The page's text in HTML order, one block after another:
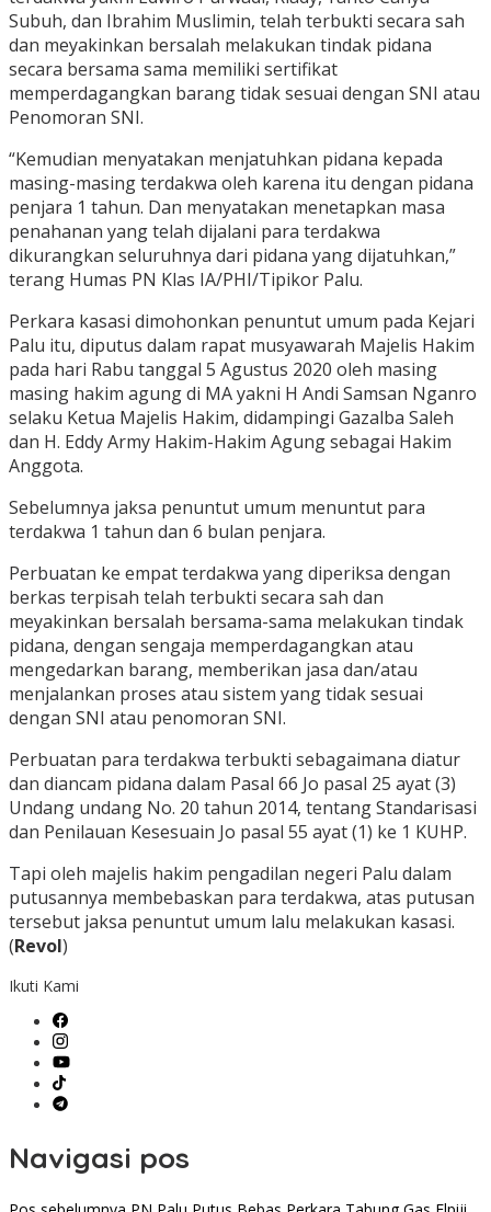
Subuh, dan Ibrahim Muslimin, telah terbukti secara sah
dan meyakinkan bersalah melakukan tindak pidana
secara bersama sama memiliki sertifikat
memperdagangkan barang tidak sesuai dengan SNI atau
Penomoran SNI.
“Kemudian menyatakan menjatuhkan pidana kepada
masing-masing terdakwa oleh karena itu dengan pidana
penjara 1 tahun. Dan menyatakan menetapkan masa
penahanan yang telah dijalani para terdakwa
dikurangkan seluruhnya dari pidana yang dijatuhkan,”
terang Humas PN Klas IA/PHI/Tipikor Palu.
Perkara kasasi dimohonkan penuntut umum pada Kejari
Palu itu, diputus dalam rapat musyawarah Majelis Hakim
pada hari Rabu tanggal 5 Agustus 2020 oleh masing
masing hakim agung di MA yakni H Andi Samsan Nganro
selaku Ketua Majelis Hakim, didampingi Gazalba Saleh
dan H. Eddy Army Hakim-Hakim Agung sebagai Hakim
Anggota.
Sebelumnya jaksa penuntut umum menuntut para
terdakwa 1 tahun dan 6 bulan penjara.
Perbuatan ke empat terdakwa yang diperiksa dengan
berkas terpisah telah terbukti secara sah dan
meyakinkan bersalah bersama-sama melakukan tindak
pidana, dengan sengaja memperdagangkan atau
mengedarkan barang, memberikan jasa dan/atau
menjalankan proses atau sistem yang tidak sesuai
dengan SNI atau penomoran SNI.
Perbuatan para terdakwa terbukti sebagaimana diatur
dan diancam pidana dalam Pasal 66 Jo pasal 25 ayat (3)
Undang undang No. 20 tahun 2014, tentang Standarisasi
dan Penilauan Kesesuain Jo pasal 55 ayat (1) ke 1 KUHP.
Tapi oleh majelis hakim pengadilan negeri Palu dalam
putusannya membebaskan para terdakwa, atas putusan
tersebut jaksa penuntut umum lalu melakukan kasasi.
(Revol)
Ikuti Kami
Navigasi pos